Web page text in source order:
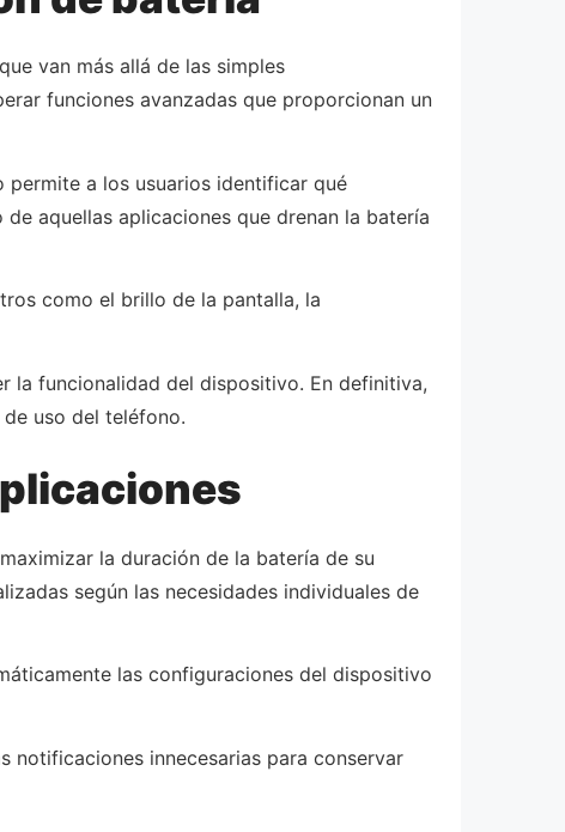
van más allá de las simples
funciones avanzadas que proporcionan un
permite a los usuarios identificar qué
aquellas aplicaciones que drenan la batería
como el brillo de la pantalla, la
la funcionalidad del dispositivo. En definitiva,
uso del teléfono.
la duración de la batería de su
según las necesidades individuales de
las configuraciones del dispositivo
notificaciones innecesarias para conservar